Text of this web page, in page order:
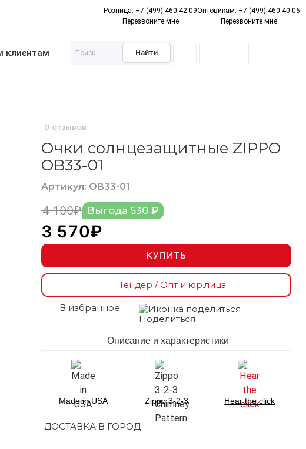
Пожизненная гарантия Оптовикам: +7 (499) 460-40-06
Перезвоните мне
Розница: +7 (499) 460-42-09
Перезвоните мне
клиентам Найти
0 отзывов
Очки солнцезащитные ZIPPO
OB33-01
Артикул: OB33-01
4 100₽ Выгода 530 ₽
3 570₽
КУПИТЬ
Тендер / Опт и юр.лица
В избранное
Поделиться
Описание и характеристики
Made in USA Zippo 3-2-3 Hear the click
ДОСТАВКА В ГОРОД